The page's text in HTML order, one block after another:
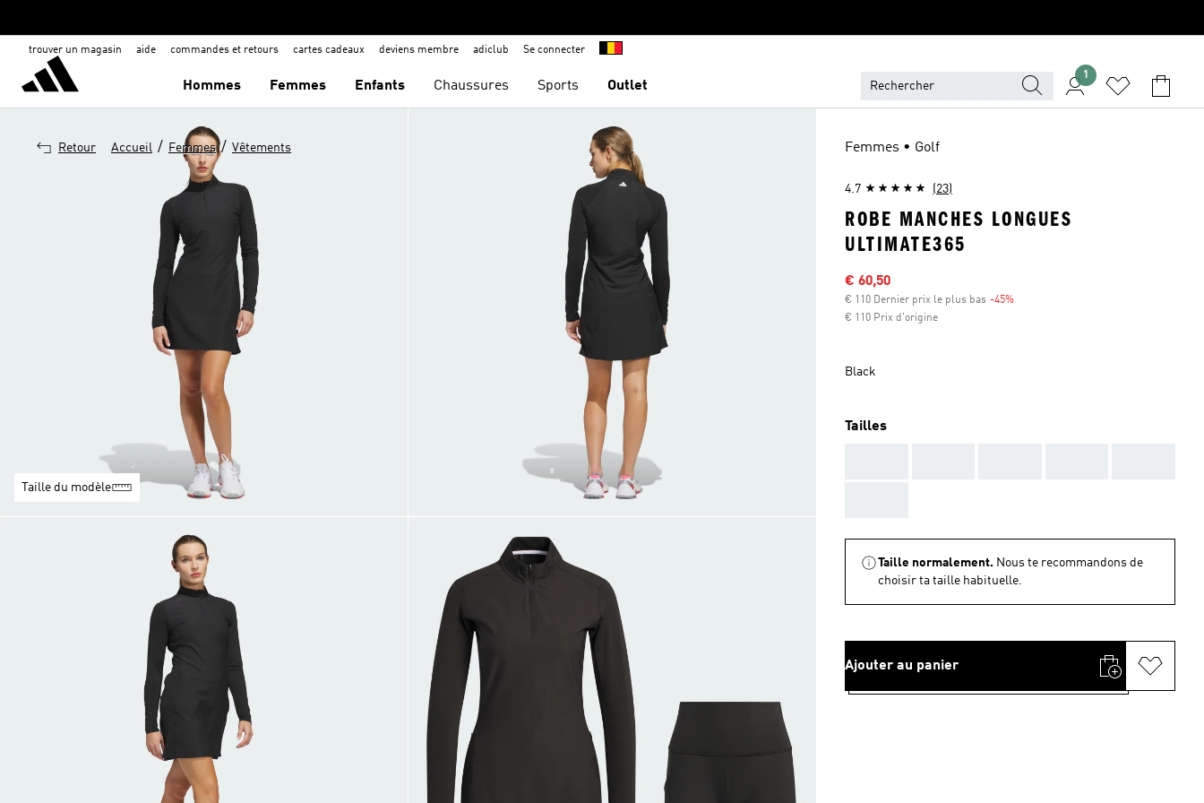
trouver un magasin aide commandes et retours cartes cadeaux deviens membre adiclub Se connecter
Hommes Femmes Enfants Chaussures Sports Outlet
1
Retour Accueil / Femmes / Vêtements
Taille du modèle
Femmes • Golf
4.7 (23)
ROBE MANCHES LONGUES
ULTIMATE365
Sale price
€ 60,50
€ 110 Dernier prix le plus bas -45%
€ 110 Prix d'origine
Black
Tailles
Taille normalement. Nous te recommandons de
choisir ta taille habituelle.
Ajouter au panier